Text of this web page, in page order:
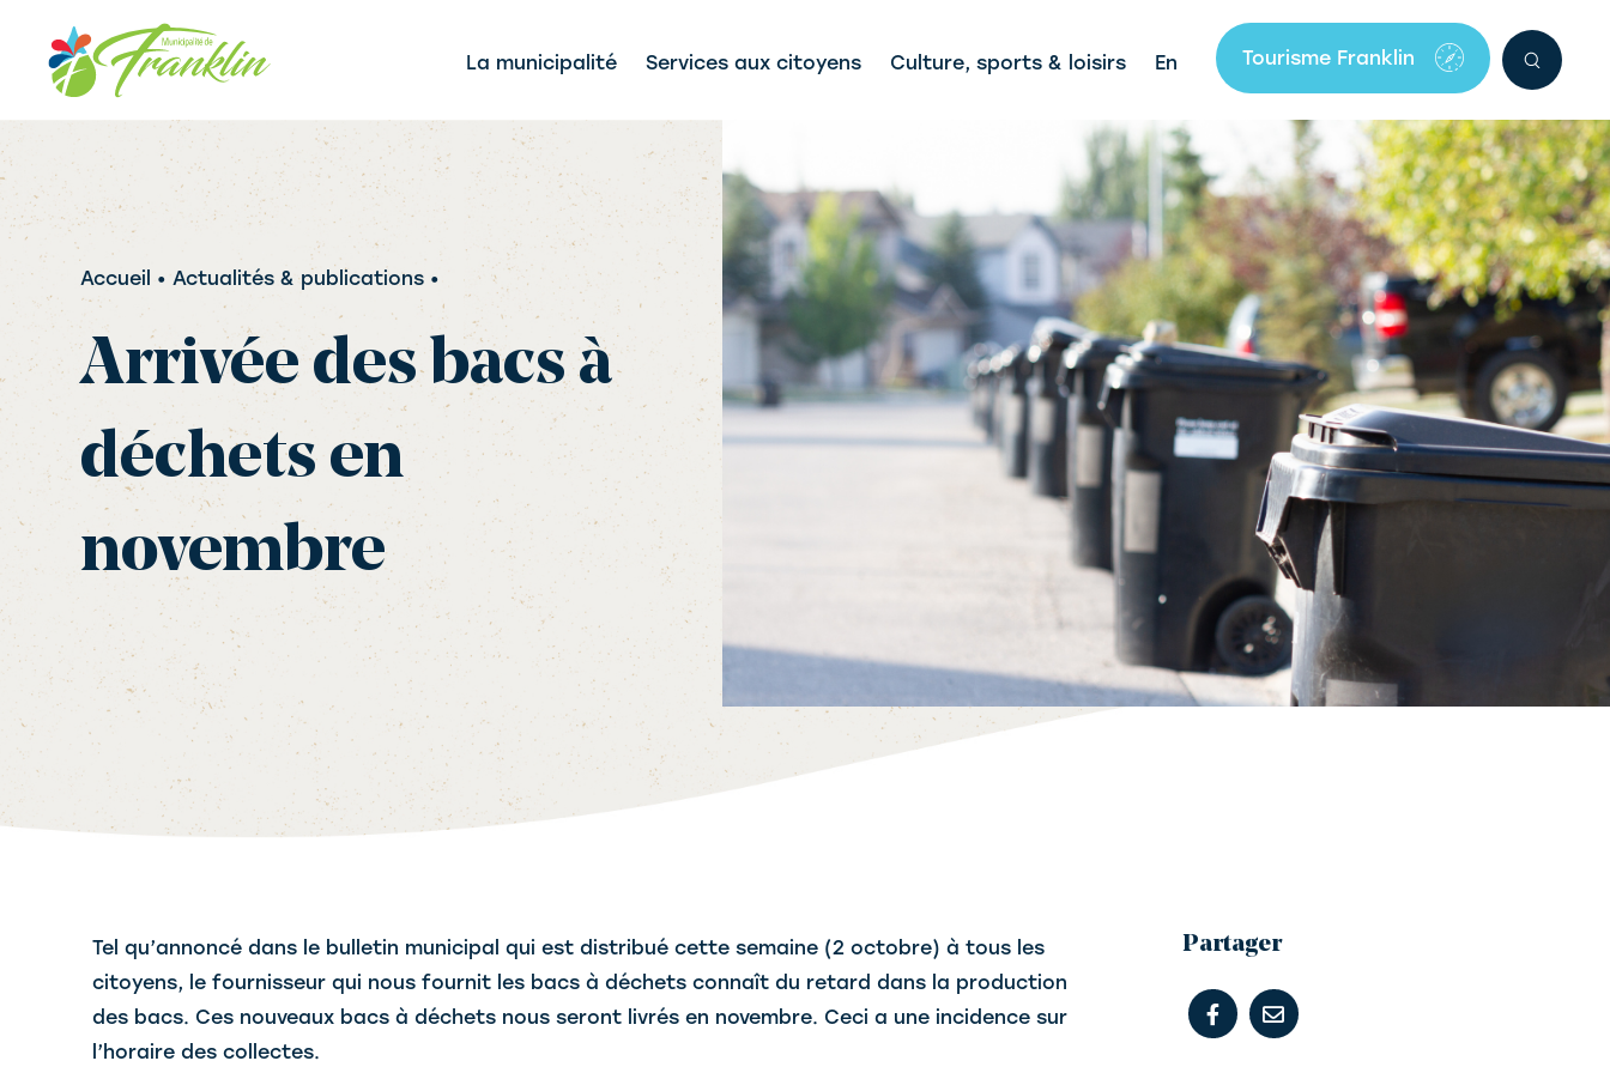
contenu
La municipalité Services aux citoyens Culture, sports & loisirs En Tourisme Franklin
Accueil • Actualités & publications •
Arrivée des bacs à
déchets en
novembre
Tel qu’annoncé dans le bulletin municipal qui est distribué cette semaine (2 octobre) à tous les
citoyens, le fournisseur qui nous fournit les bacs à déchets connaît du retard dans la production
des bacs. Ces nouveaux bacs à déchets nous seront livrés en novembre. Ceci a une incidence sur
l’horaire des collectes.
Partager